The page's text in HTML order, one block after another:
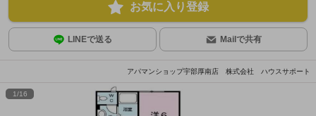
お気に入り登録
LINEで送る Mailで共有
アパマンショップ宇部厚南店 株式会社 ハウスサポート
1/16